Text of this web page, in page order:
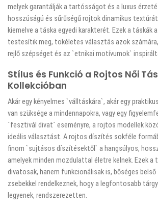
melyek garantálják a tartósságot és a luxus
hosszúságú és sűrűségű rojtok dinamikus
kiemelve a táska egyedi karakterét. Ezek a táskák
testesítik meg, tökéletes választás azok
rejlő szépséget és az `etnikai motívumok`
Stílus és Funkció a Rojtos Női
Kollekcióban
Akár egy kényelmes `válltáskára`, akár egy
van szüksége a mindennapokra, vagy egy
`fesztivál divat` eseményre, a rojtos modellek
ideális választást. A rojtos díszítés sokféle
finom `sujtásos díszítésektől` a hangsúlyos,
amelyek minden mozdulattal életre kelnek. Ezek a
divatosak, hanem funkcionálisak is, bőséges
zsebekkel rendelkeznek, hogy a legfontosabb
legyenek, rendszerezetten.